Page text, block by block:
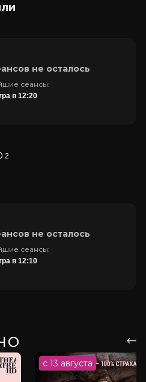
не осталось
сеансы:
в 12:20
2
не осталось
сеансы:
в 12:10
с 13 августа